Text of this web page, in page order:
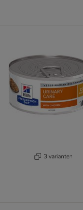
3 varianten